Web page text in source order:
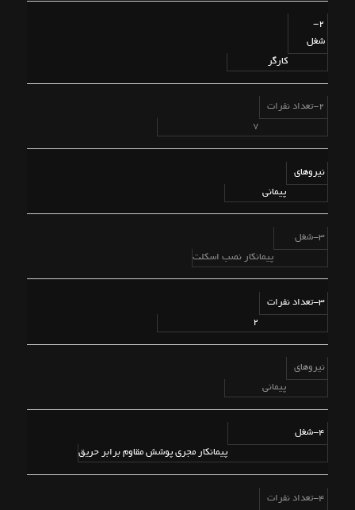
2-
شغل
کارگر
2-تعداد نفرات
7
نیروهای
پیمانی
3-شغل
پیمانکار نصب اسکلت
3-تعداد نفرات
2
نیروهای
پیمانی
4-شغل
پیمانکار مجری پوشش مقاوم برابر حریق
4-تعداد نفرات